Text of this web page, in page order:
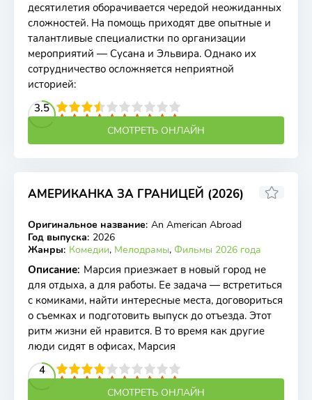
десятилетия оборачивается чередой неожиданных
сложностей. На помощь приходят две опытные и
талантливые специалистки по организации
мероприятий — Сусана и Эльвира. Однако их
сотрудничество осложняется неприятной
историей:
3.5
4 5 6 7 8 9 10
СМОТРЕТЬ ОНЛАЙН
АМЕРИКАНКА ЗА ГРАНИЦЕЙ (2026)
WEB-DL
Оригинальное название: An American Abroad
Год выпуска: 2026
Жанры: Комедии, Мелодрамы, Фильмы 2026 года
Описание: Марсия приезжает в новый город не
для отдыха, а для работы. Ее задача — встретиться
с комиками, найти интересные места, договориться
о съемках и подготовить выпуск до отъезда. Этот
ритм жизни ей нравится. В то время как другие
люди сидят в офисах, Марсия
4
4 5 6 7 8 9 10
СМОТРЕТЬ ОНЛАЙН